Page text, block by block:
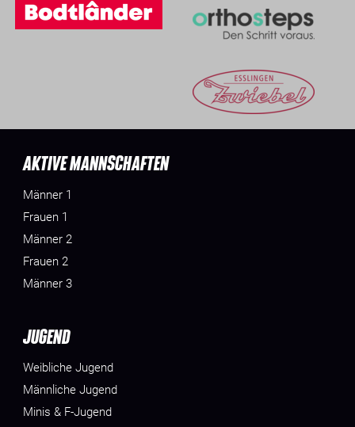
AKTIVE MANNSCHAFTEN
Männer 1
Frauen 1
Männer 2
Frauen 2
Männer 3
JUGEND
Weibliche Jugend
Männliche Jugend
Minis & F-Jugend